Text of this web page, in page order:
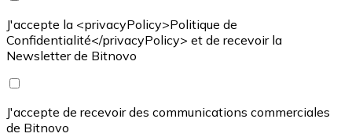
J'accepte la <privacyPolicy>Politique de
Confidentialité</privacyPolicy> et de recevoir la
Newsletter de Bitnovo
J'accepte de recevoir des communications commerciales
de Bitnovo